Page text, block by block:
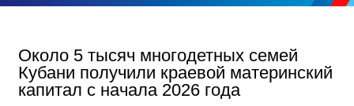
Около 5 тысяч многодетных семей
Кубани получили краевой материнский
капитал с начала 2026 года